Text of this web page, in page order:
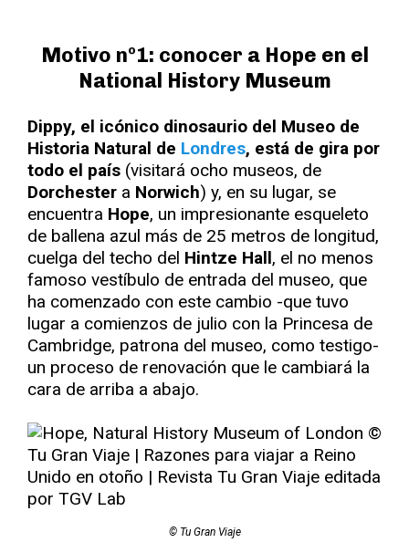
Motivo nº1: conocer a Hope en el
National History Museum
Dippy, el icónico dinosaurio del Museo de
Historia Natural de Londres, está de gira por
todo el país (visitará ocho museos, de
Dorchester a Norwich) y, en su lugar, se
encuentra Hope, un impresionante esqueleto
de ballena azul más de 25 metros de longitud,
cuelga del techo del Hintze Hall, el no menos
famoso vestíbulo de entrada del museo, que
ha comenzado con este cambio -que tuvo
lugar a comienzos de julio con la Princesa de
Cambridge, patrona del museo, como testigo-
un proceso de renovación que le cambiará la
cara de arriba a abajo.
© Tu Gran Viaje